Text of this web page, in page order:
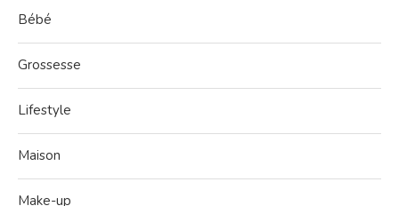
Bébé
Grossesse
Lifestyle
Maison
Make-up